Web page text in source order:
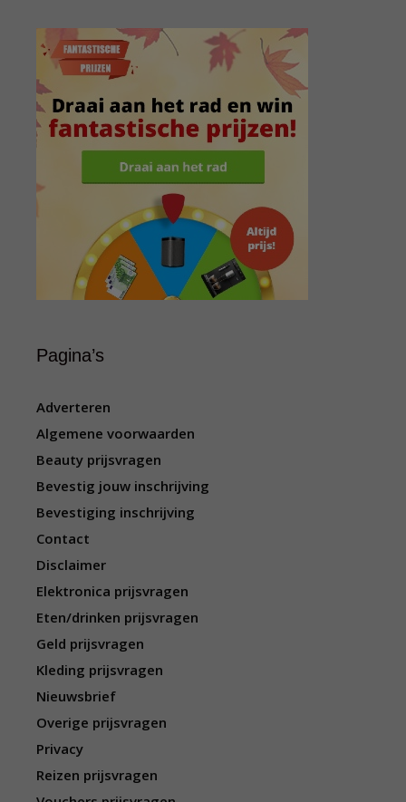
Pagina’s
Adverteren
Algemene voorwaarden
Beauty prijsvragen
Bevestig jouw inschrijving
Bevestiging inschrijving
Contact
Disclaimer
Elektronica prijsvragen
Eten/drinken prijsvragen
Geld prijsvragen
Kleding prijsvragen
Nieuwsbrief
Overige prijsvragen
Privacy
Reizen prijsvragen